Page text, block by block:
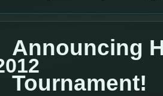
Announcing
Tournament!